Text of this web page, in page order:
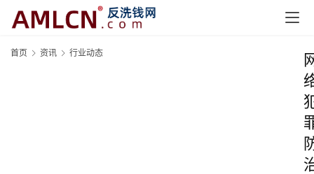
首页 资讯 行业动态